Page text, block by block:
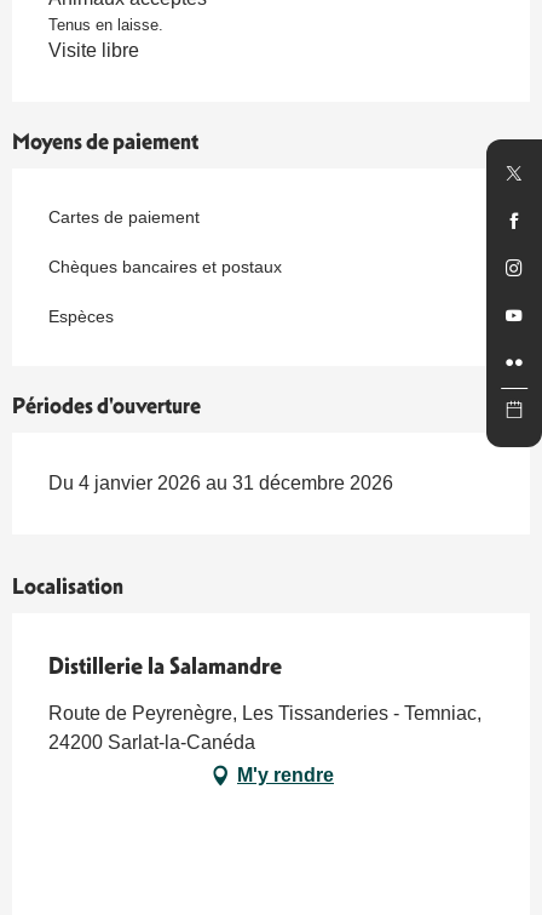
Tenus en laisse.
Visite libre
Moyens de paiement
Cartes de paiement
Chèques bancaires et postaux
Espèces
Périodes d'ouverture
Du 4 janvier 2026 au 31 décembre 2026
Localisation
Distillerie la Salamandre
Route de Peyrenègre, Les Tissanderies - Temniac,
24200 Sarlat-la-Canéda
M'y rendre